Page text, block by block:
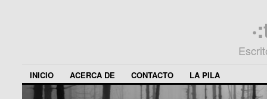
INICIO ACERCA DE CONTACTO LA PILA